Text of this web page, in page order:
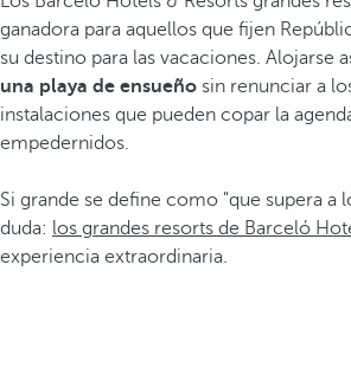
ganadora para aquellos que fijen
su destino para las vacaciones. Alojarse
una playa de ensueño sin renunciar a
instalaciones que pueden copar la
empedernidos.
Si grande se define como "que supera a
duda: los grandes resorts de Barceló
experiencia extraordinaria.